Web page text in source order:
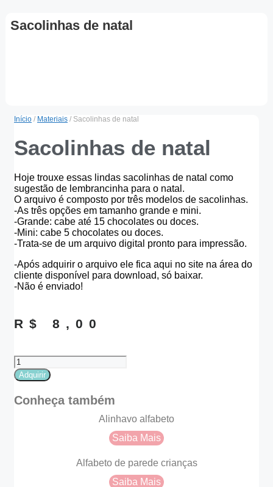
Sacolinhas de natal
Início / Materiais / Sacolinhas de natal
Sacolinhas de natal
Hoje trouxe essas lindas sacolinhas de natal como
sugestão de lembrancinha para o natal.
O arquivo é composto por três modelos de sacolinhas.
-As três opções em tamanho grande e mini.
-Grande: cabe até 15 chocolates ou doces.
-Mini: cabe 5 chocolates ou doces.
-Trata-se de um arquivo digital pronto para impressão.
-Após adquirir o arquivo ele fica aqui no site na área do
cliente disponível para download, só baixar.
-Não é enviado!
R$ 8,00
Sacolinhas
de
natal
quantidade
Adquirir
Conheça também
Alinhavo alfabeto
Saiba Mais
Alfabeto de parede crianças
Saiba Mais